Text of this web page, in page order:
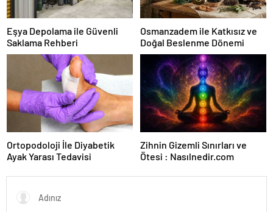
Eşya Depolama ile Güvenli
Saklama Rehberi
Osmanzadem ile Katkısız ve
Doğal Beslenme Dönemi
Ortopodoloji İle Diyabetik
Ayak Yarası Tedavisi
Zihnin Gizemli Sınırları ve
Ötesi : Nasılnedir.com